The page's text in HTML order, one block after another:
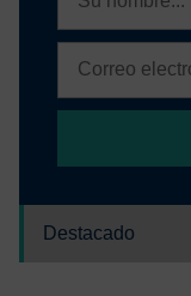
Destacado